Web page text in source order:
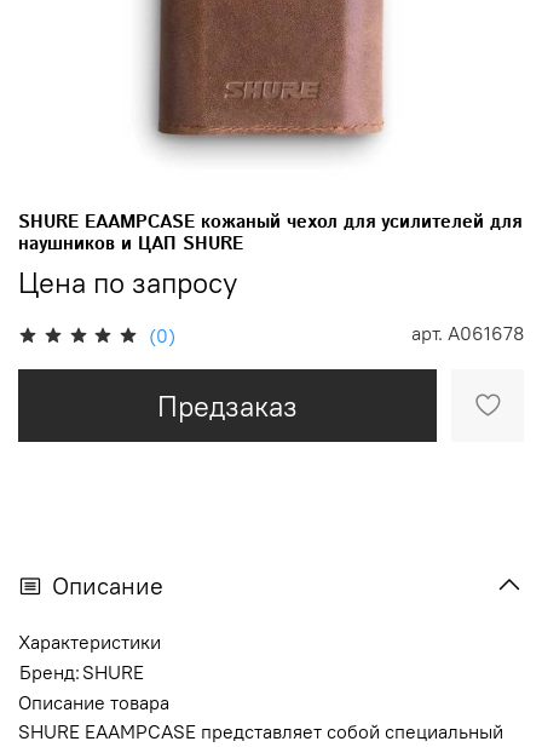
(0) арт. A061678
SHURE EAAMPCASE кожаный чехол для усилителей для
наушников и ЦАП SHURE
Цена по запросу
Предзаказ
Описание
Характеристики
Бренд: SHURE
Описание товара
SHURE EAAMPCASE представляет собой специальный